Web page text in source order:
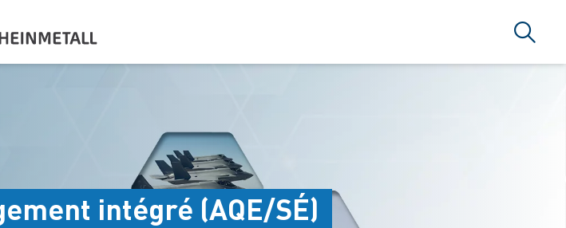
搜索
intégré (AQE/SÉ)